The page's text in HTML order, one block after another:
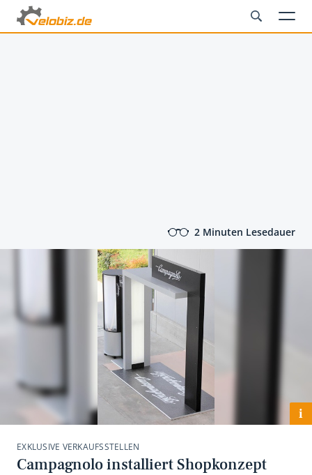
2 Minuten Lesedauer
i
EXKLUSIVE VERKAUFSSTELLEN
Campagnolo installiert Shopkonzept